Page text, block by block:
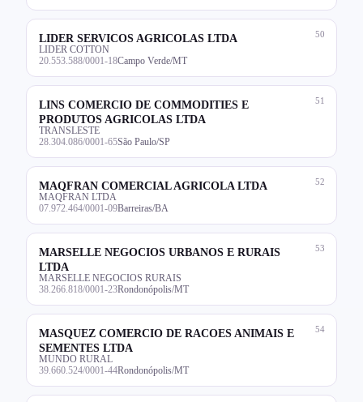
50
LIDER SERVICOS AGRICOLAS LTDA
LIDER COTTON
20.553.588/0001-18Campo Verde/MT
51
LINS COMERCIO DE COMMODITIES E
PRODUTOS AGRICOLAS LTDA
TRANSLESTE
28.304.086/0001-65São Paulo/SP
52
MAQFRAN COMERCIAL AGRICOLA LTDA
MAQFRAN LTDA
07.972.464/0001-09Barreiras/BA
53
MARSELLE NEGOCIOS URBANOS E RURAIS
LTDA
MARSELLE NEGOCIOS RURAIS
38.266.818/0001-23Rondonópolis/MT
54
MASQUEZ COMERCIO DE RACOES ANIMAIS E
SEMENTES LTDA
MUNDO RURAL
39.660.524/0001-44Rondonópolis/MT